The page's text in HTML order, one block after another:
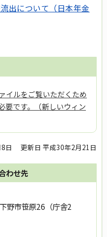
出について（日本年金
イルをご覧いただくため
要です。（新しいウィン
日 更新日 平成30年2月21日
わせ先
野市笹原26（庁舎2